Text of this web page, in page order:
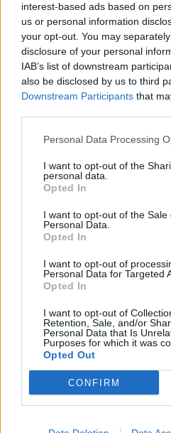
interest-based ads based on
us or personal information
your opt-out. You may
disclosure of your personal
IAB’s list of downstream
also be disclosed by us to third
Downstream Participants that
Personal Data Processing
I want to opt-out of the
personal data.
Opted In
I want to opt-out of the Sale
Personal Data.
Opted In
I want to opt-out of
Personal Data for Targeted
Opted In
I want to opt-out of
Retention, Sale, and/or
Personal Data that Is
Purposes for which it was
Opted Out
CONFIRM